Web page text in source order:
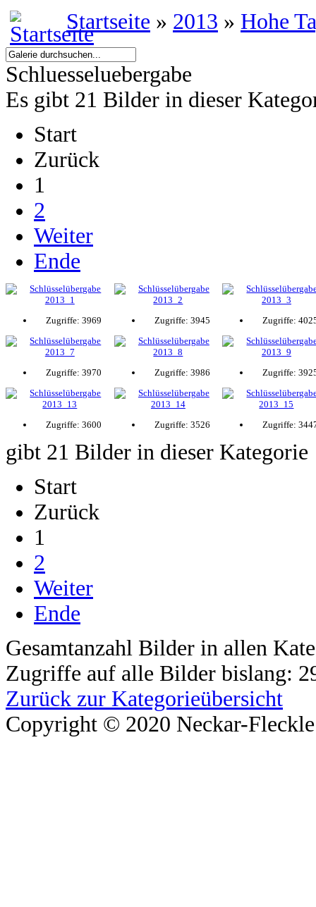
Startseite » 2013 » Hohe
Schluesseluebergabe
Es gibt 21 Bilder in dieser
Start
Zurück
1
2
Weiter
Ende
Zugriffe: 3969 Zugriffe: 3945 Zugriffe:
Zugriffe: 3970 Zugriffe: 3986 Zugriffe:
Zugriffe: 3600 Zugriffe: 3526 Zugriffe:
gibt 21 Bilder in dieser Kategorie
Start
Zurück
1
2
Weiter
Ende
Gesamtanzahl Bilder in allen
Zugriffe auf alle Bilder bislang:
Zurück zur Kategorieübersicht
Copyright © 2020 Neckar-